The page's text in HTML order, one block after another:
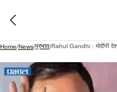
Home/News/प्रभात/Rahul Gandhi : मोदींनी